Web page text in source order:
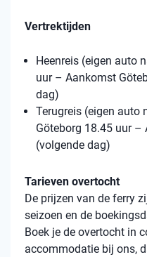
Vertrektijden
Heenreis (eigen auto
uur – Aankomst
dag)
Terugreis (eigen auto
Göteborg 18.45 uur –
(volgende dag)
Tarieven overtocht
De prijzen van de ferry
seizoen en de
Boek je de overtocht in
accommodatie bij ons,